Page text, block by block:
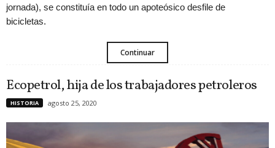
jornada), se constituía en todo un apoteósico desfile de
bicicletas.
Continuar
Ecopetrol, hija de los trabajadores petroleros
HISTORIA agosto 25, 2020